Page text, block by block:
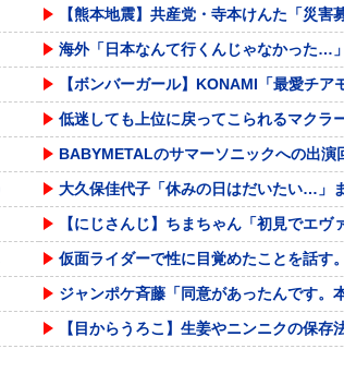
【熊本地震】共産党・寺本けんた「災害
海外「日本なんて行くんじゃなかった…
【ボンバーガール】KONAMI「最愛チア
低迷しても上位に戻ってこられるマクラ
BABYMETALのサマーソニックへの出演
大久保佳代子「休みの日はだいたい…」
【にじさんじ】ちまちゃん「初見でエヴ
仮面ライダーで性に目覚めたことを話す。
ジャンポケ斉藤「同意があったんです。
【目からうろこ】生姜やニンニクの保存